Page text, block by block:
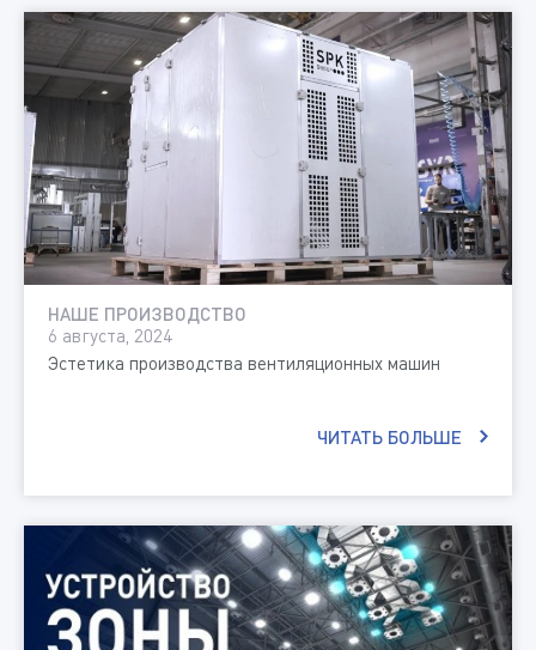
НАШЕ ПРОИЗВОДСТВО
6 августа, 2024
Эстетика производства вентиляционных машин
ЧИТАТЬ БОЛЬШЕ